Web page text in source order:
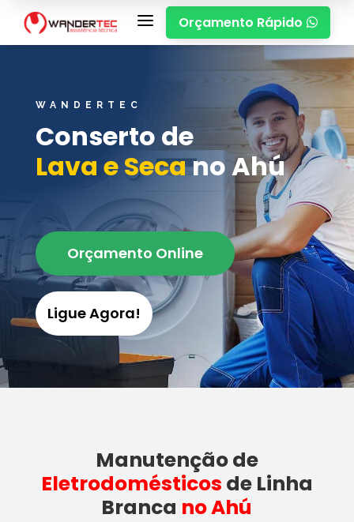
a Orçamento Rápido 
WANDERTEC
Conserto de
Lava e Secano Ahú
Orçamento Online
Ligue Agora!
Manutençãode
Eletrodomésticos de Linha
Branca no Ahú